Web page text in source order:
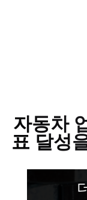
자동차
표 달성